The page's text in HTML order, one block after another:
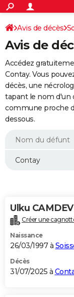
ACTUALITÉS
Politique
Société
Faits Divers
Education
Monde
Villes
+
SPORT
Coupe du monde
Football
Tennis
Cyclisme
Rugby
Forum
Programme TV
TNT
Streaming
Cinéma
Sorties cinéma
Musique
+
FINANCE
Retraite
Epargne
Immobilier
Risques naturels par
Assurance
AUTO
Essais
Réserver un essai
Citadines
Berlines
SUV
Forum auto
+
HIGH-TECH
BRICOLAGE
WEEK-END
Alimentation
Guide de la santé
Maladies
Médicaments
Sommeil
VOYAGE
Destinations
City break
Voyage nature
Voyage de noces
Forum
Climat
+PHOTO
GUIDES D'ACHAT
Avis de décès
Avis de
Accédez
Contay. Vous
décès, une
tapant le nom d'un
commune proche
dessous.
Ulku
Créer une
Naissance
26/03/1997 à
Décès
31/07/2025 à